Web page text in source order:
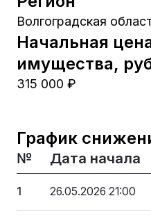
Волгоградская
Начальная
имущества,
315 000 ₽
График
№ Дата начала
1 26.05.2026 21:00